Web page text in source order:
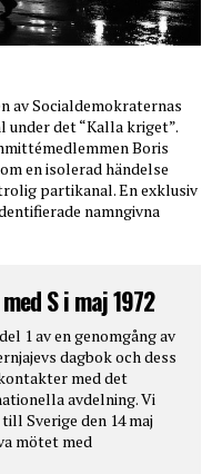
av Socialdemokraternas
under det “Kalla kriget”.
Boris
en isolerad händelse
partikanal. En exklusiv
namngivna
S i maj 1972
del 1 av en genomgång av
dagbok och dess
med det
avdelning. Vi
Sverige den 14 maj
mötet med